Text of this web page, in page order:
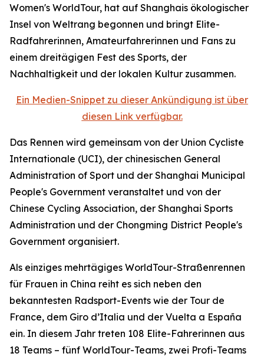
Women's WorldTour, hat auf Shanghais ökologischer
Insel von Weltrang begonnen und bringt Elite-
Radfahrerinnen, Amateurfahrerinnen und Fans zu
einem dreitägigen Fest des Sports, der
Nachhaltigkeit und der lokalen Kultur zusammen.
Ein Medien-Snippet zu dieser Ankündigung ist über
diesen Link verfügbar.
Das Rennen wird gemeinsam von der Union Cycliste
Internationale (UCI), der chinesischen General
Administration of Sport und der Shanghai Municipal
People's Government veranstaltet und von der
Chinese Cycling Association, der Shanghai Sports
Administration und der Chongming District People's
Government organisiert.
Als einziges mehrtägiges WorldTour-Straßenrennen
für Frauen in China reiht es sich neben den
bekanntesten Radsport-Events wie der Tour de
France, dem Giro d’Italia und der Vuelta a España
ein. In diesem Jahr treten 108 Elite-Fahrerinnen aus
18 Teams – fünf WorldTour-Teams, zwei Profi-Teams